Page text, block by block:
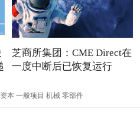
芝商所集团：CME Direct在
一度中断后已恢复运行
本 一般项目 机械 零部件